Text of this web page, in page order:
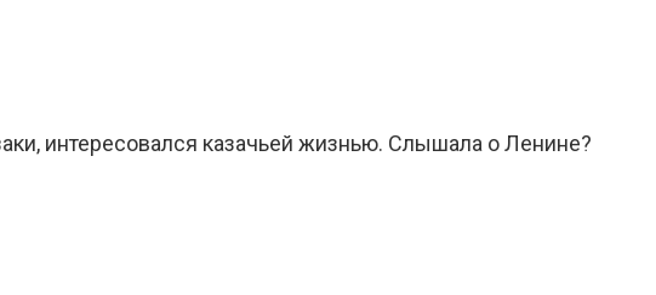
интересовался казачьей жизнью. Слышала о Ленине?